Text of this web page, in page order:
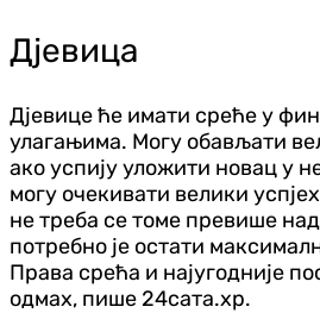
Дјевица
Дјевице ће имати среће у
улагањима. Могу обављати
ако успију уложити новац у
могу очекивати ​​велики
не треба се томе превише
потребно је остати
Права срећа и најугодније
одмах, пише 24сата.хр.